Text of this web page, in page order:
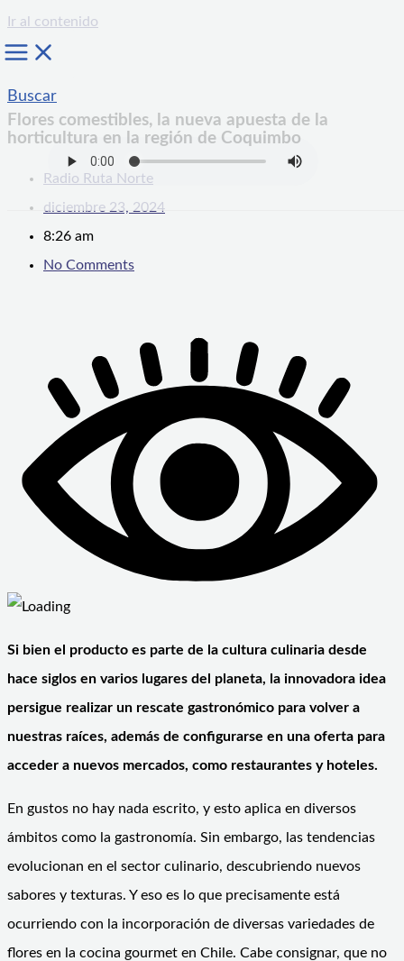
Ir al contenido
Buscar
Flores comestibles, la nueva apuesta de la
horticultura en la región de Coquimbo
Radio Ruta Norte
diciembre 23, 2024
8:26 am
No Comments
Si bien el producto es parte de la cultura culinaria desde
hace siglos en varios lugares del planeta, la innovadora idea
persigue realizar un rescate gastronómico para volver a
nuestras raíces, además de configurarse en una oferta para
acceder a nuevos mercados, como restaurantes y hoteles.
En gustos no hay nada escrito, y esto aplica en diversos
ámbitos como la gastronomía. Sin embargo, las tendencias
evolucionan en el sector culinario, descubriendo nuevos
sabores y texturas. Y eso es lo que precisamente está
ocurriendo con la incorporación de diversas variedades de
flores en la cocina gourmet en Chile. Cabe consignar, que no